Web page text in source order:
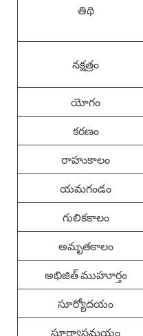
తిథి
నక్షత్రం
యోగం
కరణం
రాహుకాలం
యమగండం
గులికకాలం
అమృతకాలం
అభిజిత్ ముహూర్తం
సూర్యోదయం
సూర్యాస్తమయం